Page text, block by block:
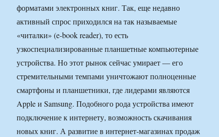
форматами электронных книг. Так, еще недавно
активный спрос приходился на так называемые
«читалки» (e-book reader), то есть
узкоспециализированные планшетные компьютерные
устройства. Но этот рынок сейчас умирает — его
стремительными темпами уничтожают полноценные
смартфоны и планшетники, где лидерами являются
Apple и Samsung. Подобного рода устройства имеют
подключение к интернету, возможность скачивания
новых книг. А развитие в интернет-магазинах продаж